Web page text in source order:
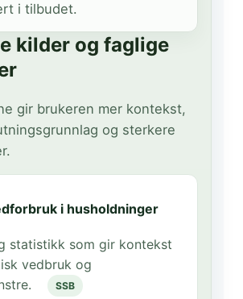
i tilbudet.
kilder og faglige
gir brukeren mer kontekst,
og sterkere
i husholdninger
statistikk som gir kontekst
vedbruk og
SSB